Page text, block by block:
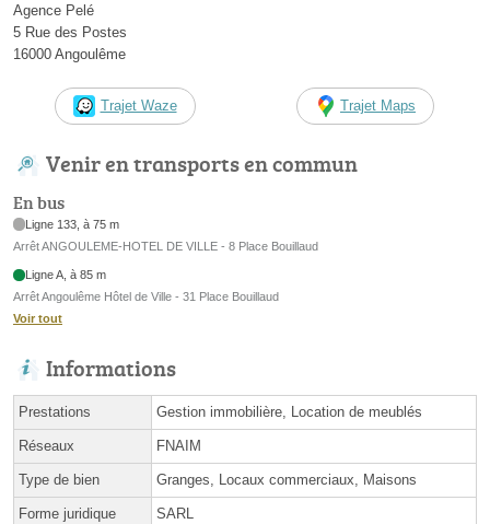
Agence Pelé
5 Rue des Postes
16000 Angoulême
Trajet Waze Trajet Maps
Venir en transports en commun
En bus
Ligne 133, à 75 m
Arrêt ANGOULEME-HOTEL DE VILLE - 8 Place Bouillaud
Ligne A, à 85 m
Arrêt Angoulême Hôtel de Ville - 31 Place Bouillaud
Voir tout
Informations
Prestations Gestion immobilière, Location de meublés
Réseaux FNAIM
Type de bien Granges, Locaux commerciaux, Maisons
Forme juridique SARL